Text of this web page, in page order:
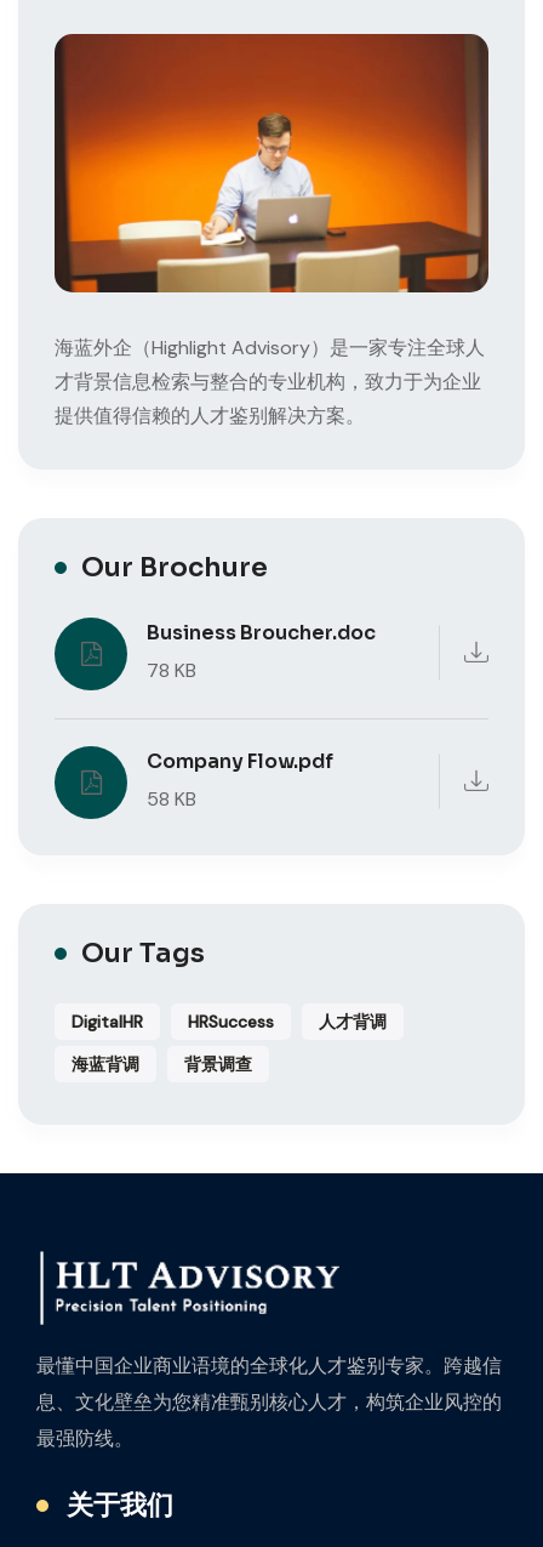
海蓝外企（Highlight Advisory）是一家专注全球人
才背景信息检索与整合的专业机构，致力于为企业
提供值得信赖的人才鉴别解决方案。
Our Brochure
Business Broucher.doc
78 KB
Company Flow.pdf
58 KB
Our Tags
DigitalHR HRSuccess
人才背调
海蓝背调
背景调查
最懂中国企业商业语境的全球化人才鉴别专家。跨越信
息、文化壁垒为您精准甄别核心人才，构筑企业风控的
最强防线。
关于我们